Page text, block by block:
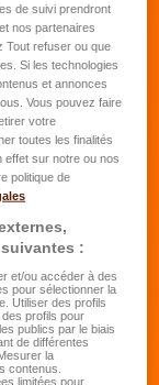
de suivi prendront
nos partenaires
Tout refuser ou que
Si les technologies
et annonces
Vous pouvez faire
votre
toutes les finalités
effet sur notre ou nos
politique de
:
et/ou accéder à des
pour sélectionner la
Utiliser des profils
profils pour
publics par le biais
de différentes
la
contenus.
limitées pour